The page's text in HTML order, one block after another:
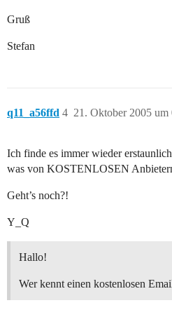
Gruß
Stefan
q11_a56ffd 21. Oktober 2005 um
4
Ich finde es immer wieder
was von KOSTENLOSEN
Geht’s noch?!
Y_Q
Hallo!
Wer kennt einen kostenlosen